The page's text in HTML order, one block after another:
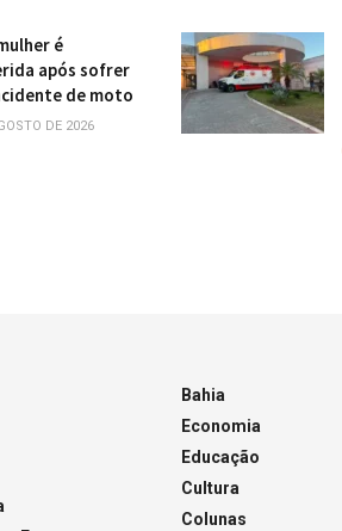
é
após sofrer
de moto
DE 2026
Bahia
Economia
Educação
Cultura
Colunas